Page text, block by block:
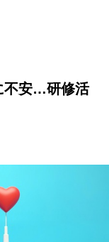
不安…研修活